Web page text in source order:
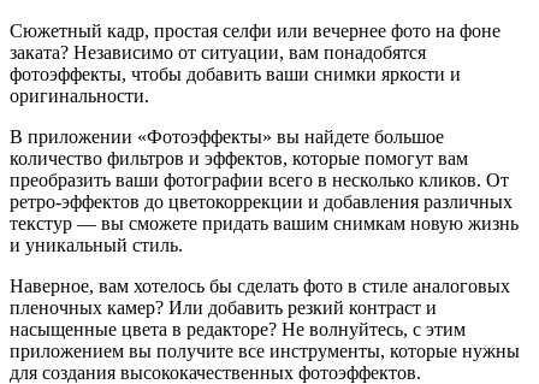
Сюжетный кадр, простая селфи или вечернее фото на фоне
заката? Независимо от ситуации, вам понадобятся
фотоэффекты, чтобы добавить ваши снимки яркости и
оригинальности.
В приложении «Фотоэффекты» вы найдете большое
количество фильтров и эффектов, которые помогут вам
преобразить ваши фотографии всего в несколько кликов. От
ретро-эффектов до цветокоррекции и добавления различных
текстур — вы сможете придать вашим снимкам новую жизнь
и уникальный стиль.
Наверное, вам хотелось бы сделать фото в стиле аналоговых
пленочных камер? Или добавить резкий контраст и
насыщенные цвета в редакторе? Не волнуйтесь, с этим
приложением вы получите все инструменты, которые нужны
для создания высококачественных фотоэффектов.